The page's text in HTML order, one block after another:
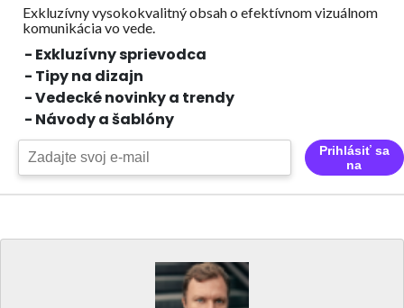
Exkluzívny vysokokvalitný obsah o efektívnom vizuálnom
komunikácia vo vede.
- Exkluzívny sprievodca
- Tipy na dizajn
- Vedecké novinky a trendy
- Návody a šablóny
Prihlásiť sa
na